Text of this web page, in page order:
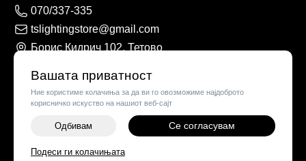
Вашата приватност
Ние користиме колачиња за да ви го овозможиме најдоброто
корисничко искуство на нашиот веб-сајт
Одбивам Се согласувам
Подеси ги колачињата
+
070/337-335
tslightingstore@gmail.com
Борис Кидрич 102, Тетово
©2026